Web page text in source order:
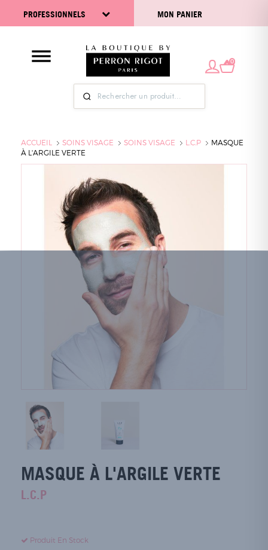
PROFESSIONNELS MON PANIER
0
ACCUEIL SOINS VISAGE SOINS VISAGE L.C.P
MASQUE
À L'ARGILE VERTE
MASQUE À L'ARGILE VERTE
L.C.P
Produit En Stock